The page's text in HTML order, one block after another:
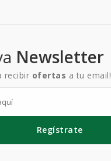
Newsletter
recibir ofertas a tu email!
Regístrate